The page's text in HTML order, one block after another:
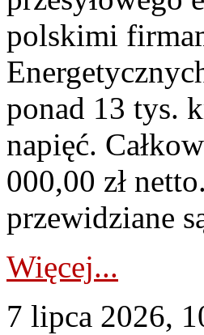
polskimi
ponad 13 tys.
napięć.
000,00 zł
przewidziane
Więcej...
7 lipca 2026,